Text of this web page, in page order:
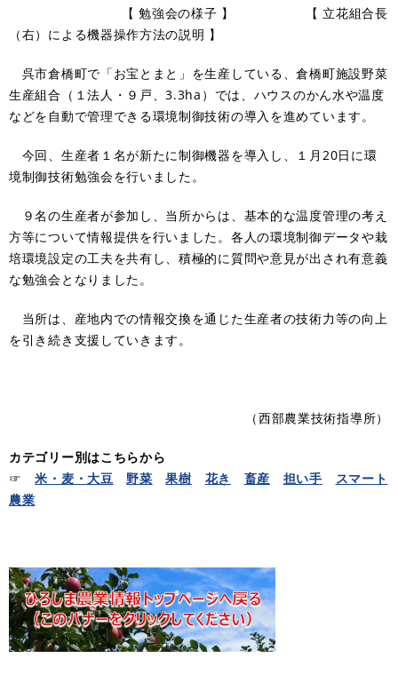
【 勉強会の様子 】 【 立花組合長
（右）による機器操作方法の説明 】
呉市倉橋町で「お宝とまと」を生産している、倉橋町施設野菜
生産組合（１法人・９戸、3.3ha）では、ハウスのかん水や温度
などを自動で管理できる環境制御技術の導入を進めています。
今回、生産者１名が新たに制御機器を導入し、１月20日に環
境制御技術勉強会を行いました。
９名の生産者が参加し、当所からは、基本的な温度管理の考え
方等について情報提供を行いました。各人の環境制御データや栽
培環境設定の工夫を共有し、積極的に質問や意見が出され有意義
な勉強会となりました。
当所は、産地内での情報交換を通じた生産者の技術力等の向上
を引き続き支援していきます。
（西部農業技術指導所）
カテゴリー別はこちらから
☞米・麦・大豆 野菜 果樹 花き 畜産 担い手
スマート
農業